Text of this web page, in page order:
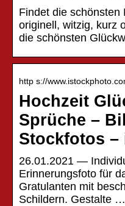
Findet die schönsten
originell, witzig, kurz
die schönsten
http s://
Hochzeit
Sprüche –
Stockfotos –
26.01.2021 —
Erinnerungsfoto für
Gratulanten mit
Schildern. Gestalte …